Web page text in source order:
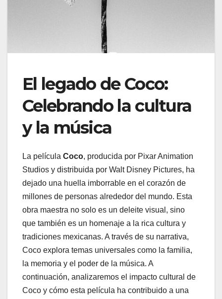
El legado de Coco:
Celebrando la cultura
y la música
La película Coco, producida por Pixar Animation
Studios y distribuida por Walt Disney Pictures, ha
dejado una huella imborrable en el corazón de
millones de personas alrededor del mundo. Esta
obra maestra no solo es un deleite visual, sino
que también es un homenaje a la rica cultura y
tradiciones mexicanas. A través de su narrativa,
Coco explora temas universales como la familia,
la memoria y el poder de la música. A
continuación, analizaremos el impacto cultural de
Coco y cómo esta película ha contribuido a una